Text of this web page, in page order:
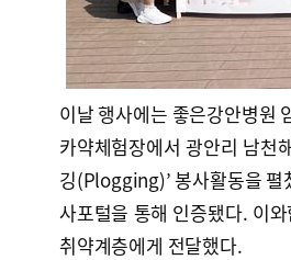
이날 행사에는 좋은강안병원
카약체험장에서 광안리 남천
깅(Plogging)’ 봉사활동을 펼
사포털을 통해 인증됐다. 이
취약계층에게 전달했다.